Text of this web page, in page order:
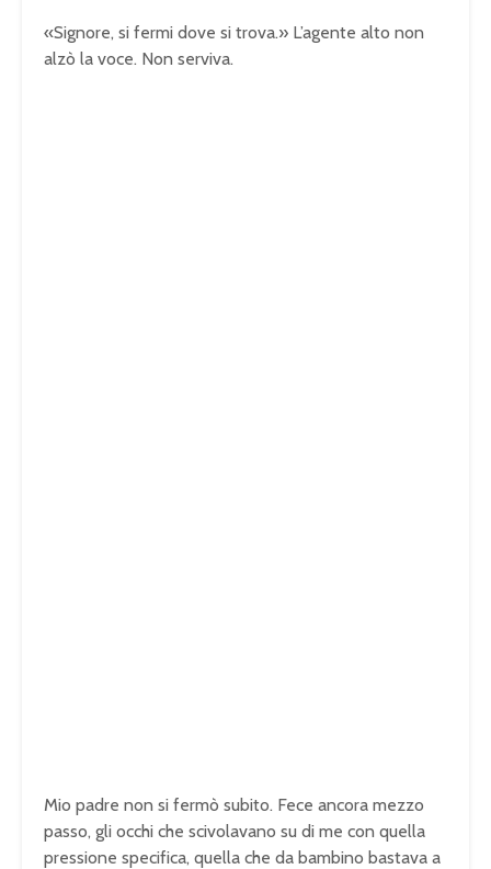
«Signore, si fermi dove si trova.» L’agente alto non
alzò la voce. Non serviva.
Mio padre non si fermò subito. Fece ancora mezzo
passo, gli occhi che scivolavano su di me con quella
pressione specifica, quella che da bambino bastava a